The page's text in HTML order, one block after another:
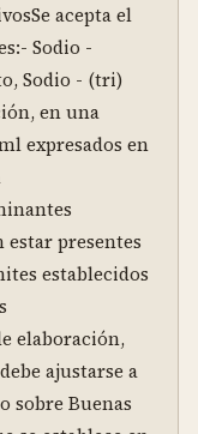
acepta el
Sodio -
Sodio - (tri)
en una
expresados en
presentes
establecidos
elaboración,
ajustarse a
sobre Buenas